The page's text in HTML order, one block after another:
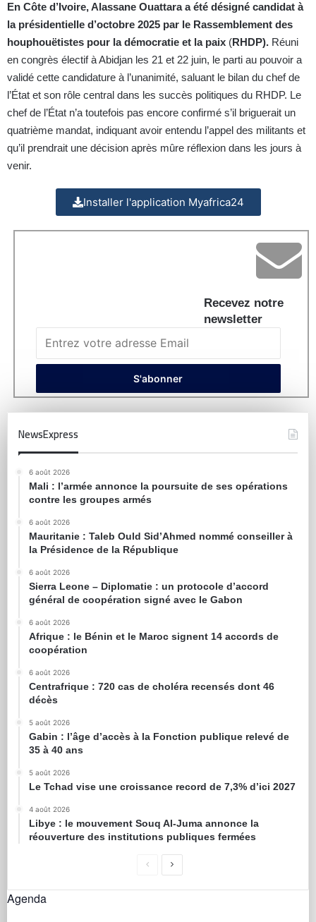
En Côte d’Ivoire, Alassane Ouattara a été désigné candidat à
la présidentielle d’octobre 2025 par le Rassemblement des
houphouëtistes pour la démocratie et la paix (RHDP). Réuni
en congrès électif à Abidjan les 21 et 22 juin, le parti au pouvoir a
validé cette candidature à l’unanimité, saluant le bilan du chef de
l’État et son rôle central dans les succès politiques du RHDP. Le
chef de l’État n’a toutefois pas encore confirmé s’il briguerait un
quatrième mandat, indiquant avoir entendu l’appel des militants et
qu’il prendrait une décision après mûre réflexion dans les jours à
venir.
Installer l'application Myafrica24
Recevez notre
newsletter
NewsExpress
6 août 2026
Mali : l’armée annonce la poursuite de ses opérations
contre les groupes armés
6 août 2026
Mauritanie : Taleb Ould Sid’Ahmed nommé conseiller à
la Présidence de la République
6 août 2026
Sierra Leone – Diplomatie : un protocole d’accord
général de coopération signé avec le Gabon
6 août 2026
Afrique : le Bénin et le Maroc signent 14 accords de
coopération
6 août 2026
Centrafrique : 720 cas de choléra recensés dont 46
décès
5 août 2026
Gabin : l’âge d’accès à la Fonction publique relevé de
35 à 40 ans
5 août 2026
Le Tchad vise une croissance record de 7,3% d’ici 2027
4 août 2026
Libye : le mouvement Souq Al-Juma annonce la
réouverture des institutions publiques fermées
Agenda